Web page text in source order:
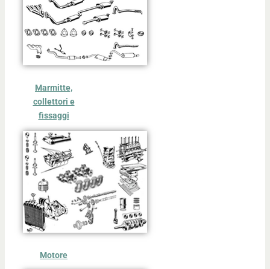
Marmitte,
collettori e
fissaggi
Motore